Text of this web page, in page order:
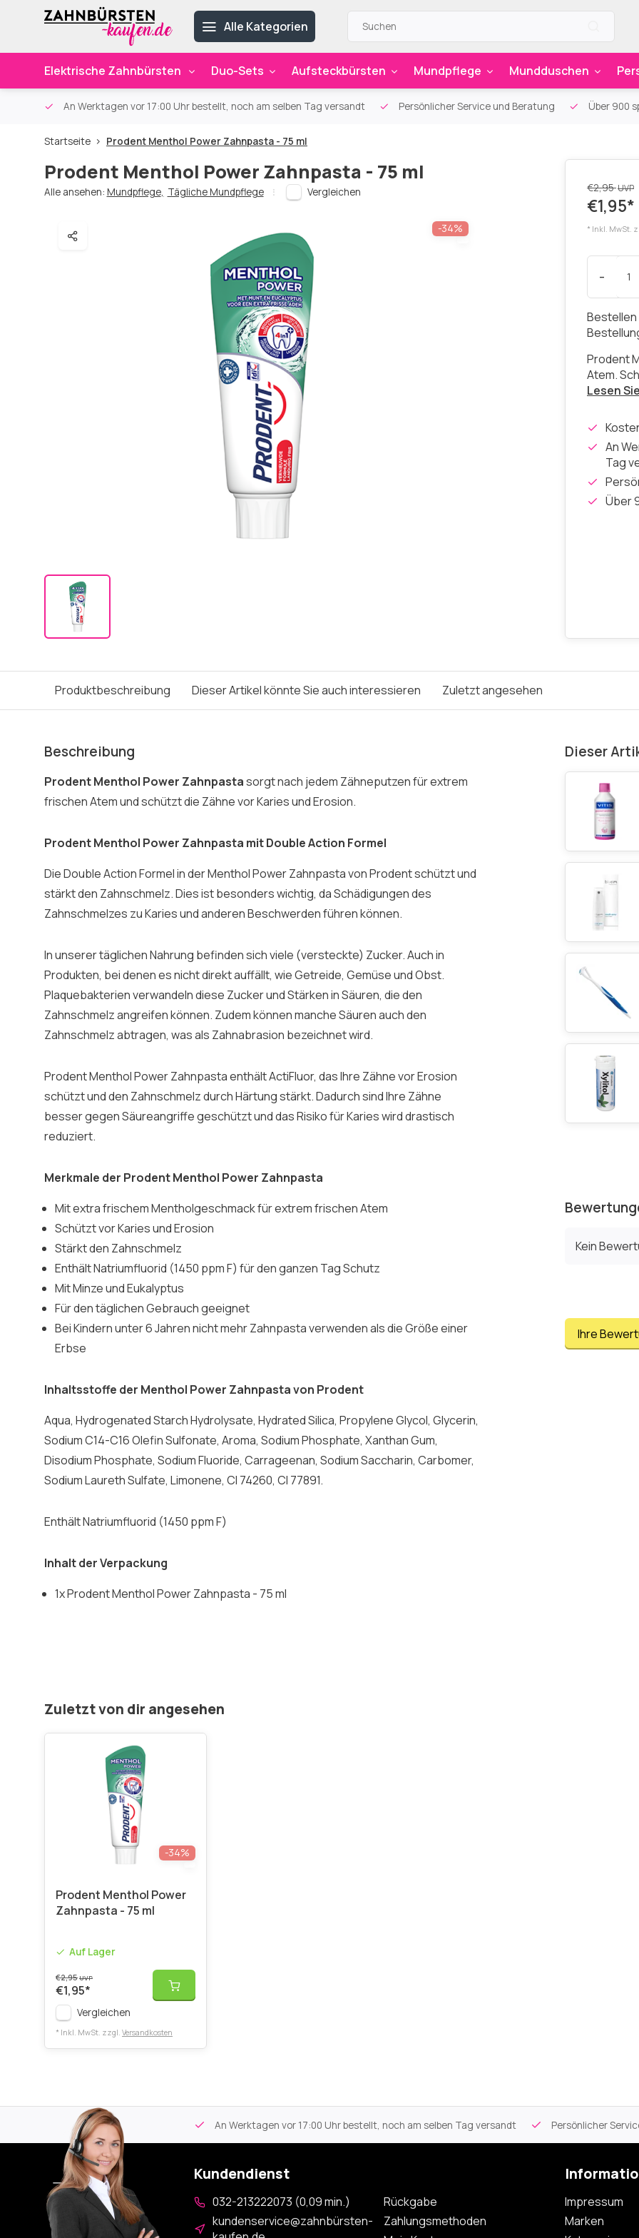
Alle Kategorien
Elektrische Zahnbürsten Duo-Sets Aufsteckbürsten Mundpflege Mundduschen
An Werktagen vor 17:00 Uhr bestellt, noch am selben Tag versandt Persönlicher Service und Beratung Über 900
Startseite Prodent Menthol Power Zahnpasta - 75 ml
Prodent Menthol Power Zahnpasta - 75 ml
Alle ansehen: Mundpflege, Tägliche Mundpflege Vergleichen
-34%
€2,95UVP
€1,95*
* Inkl. MwSt.
-
Bestellen
Prodent
Atem.
Lesen
An
Tag
Über
Produktbeschreibung Dieser Artikel könnte Sie auch interessieren Zuletzt angesehen
Beschreibung
Prodent Menthol Power Zahnpastasorgt nach jedem Zähneputzen für extrem
frischen Atem und schützt die Zähne vor Karies und Erosion.
Prodent Menthol Power Zahnpasta mit Double Action Formel
Die Double Action Formel in der Menthol Power Zahnpasta von Prodent schützt und
stärkt den Zahnschmelz. Dies ist besonders wichtig, da Schädigungen des
Zahnschmelzes zu Karies und anderen Beschwerden führen können.
In unserer täglichen Nahrung befinden sich viele (versteckte) Zucker. Auch in
Produkten, bei denen es nicht direkt auffällt, wie Getreide, Gemüse und Obst.
Plaquebakterien verwandeln diese Zucker und Stärken in Säuren, die den
Zahnschmelz angreifen können. Zudem können manche Säuren auch den
Zahnschmelz abtragen, was als Zahnabrasion bezeichnet wird.
Prodent Menthol Power Zahnpasta enthält ActiFluor, das Ihre Zähne vor Erosion
schützt und den Zahnschmelz durch Härtung stärkt. Dadurch sind Ihre Zähne
besser gegen Säureangriffe geschützt und das Risiko für Karies wird drastisch
reduziert.
Merkmale der Prodent Menthol Power Zahnpasta
Mit extra frischem Mentholgeschmack für extrem frischen Atem
Schützt vor Karies und Erosion
Stärkt den Zahnschmelz
Enthält Natriumfluorid (1450 ppm F) für den ganzen Tag Schutz
Mit Minze und Eukalyptus
Für den täglichen Gebrauch geeignet
Bei Kindern unter 6 Jahren nicht mehr Zahnpasta verwenden als die Größe einer
Erbse
Inhaltsstoffe der Menthol Power Zahnpasta von Prodent
Aqua, Hydrogenated Starch Hydrolysate, Hydrated Silica, Propylene Glycol, Glycerin,
Sodium C14-C16 Olefin Sulfonate, Aroma, Sodium Phosphate, Xanthan Gum,
Disodium Phosphate, Sodium Fluoride, Carrageenan, Sodium Saccharin, Carbomer,
Sodium Laureth Sulfate, Limonene, CI 74260, CI 77891.
Enthält Natriumfluorid (1450 ppm F)
Inhalt der Verpackung
1x Prodent Menthol Power Zahnpasta - 75 ml
Dieser
Kein
Ihre
Zuletzt von dir angesehen
-34%
Prodent Menthol Power
Zahnpasta - 75 ml
Auf Lager
€2,95UVP
€1,95*
Vergleichen
* Inkl. MwSt. zzgl. Versandkosten
Kostenloser Versand An Werktagen vor 17:00 Uhr bestellt, noch am selben Tag versandt Persönlicher
Kundendienst
032-213222073 (0,09 min.)
kundenservice@zahnbürsten-
Rückgabe
Zahlungsmethoden
Impressum
Marken